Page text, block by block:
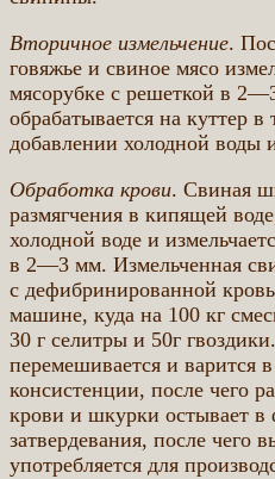
Вторичное измельчение.
говяжье и свиное мясо
мясорубке с решеткой в
обрабатывается на куттер
добавлении холодной воды
Обработка крови. Свиная
размягчения в кипящей
холодной воде и
в 2—3 мм. Измельченная
с дефибринированной
машине, куда на 100 кг
30 г селитры и 50г
перемешивается и варится
консистенции, после чего
крови и шкурки остывает в
затвердевания, после чего
употребляется для